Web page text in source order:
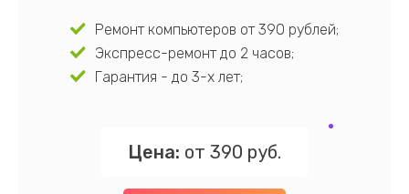
Ремонт компьютеров от 390 рублей;
Экспресс-ремонт до 2 часов;
Гарантия - до 3-х лет;
Цена: от 390 руб.